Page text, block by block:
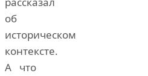
об
историческом
контексте.
А что